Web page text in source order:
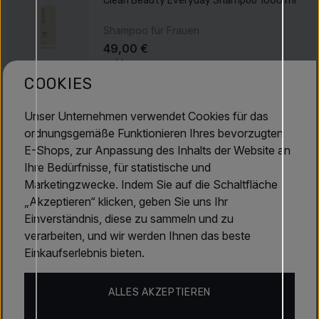
Produktbeschreibung
Paul Mitchell Clean Beauty Everyday Leave-In
Treatment (150 ml)
Eine leichte, nährende Leave-in-Pflege, die das Haar jeden
Tag mit Feuchtigkeit versorgt und schützt. Sie verfeinert die
Shampoo für Frauen
49,00 €
auf Lager
Conditioner
53,00 €
auf Lager
COOKIES
Unser Unternehmen verwendet Cookies für das
ordnungsgemäße Funktionieren Ihres bevorzugten
E-Shops, zur Anpassung des Inhalts der Website an
Ihre Bedürfnisse, für statistische und
Marketingzwecke. Indem Sie auf die Schaltfläche
„Akzeptieren“ klicken, geben Sie uns Ihr
Einverständnis, diese zu sammeln und zu
verarbeiten, und wir werden Ihnen das beste
Einkaufserlebnis bieten.
ALLES AKZEPTIEREN